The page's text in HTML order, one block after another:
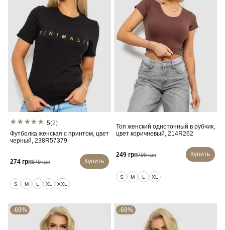
5(2)
Футболка женская с принтом, цвет
черный, 238R57379
274 грн879 грн Купить
S M L XL XXL
Топ женский однотонный в рубчик,
цвет коричневый, 214R262
249 грн799 грн Купить
S M L XL
-69% -69%